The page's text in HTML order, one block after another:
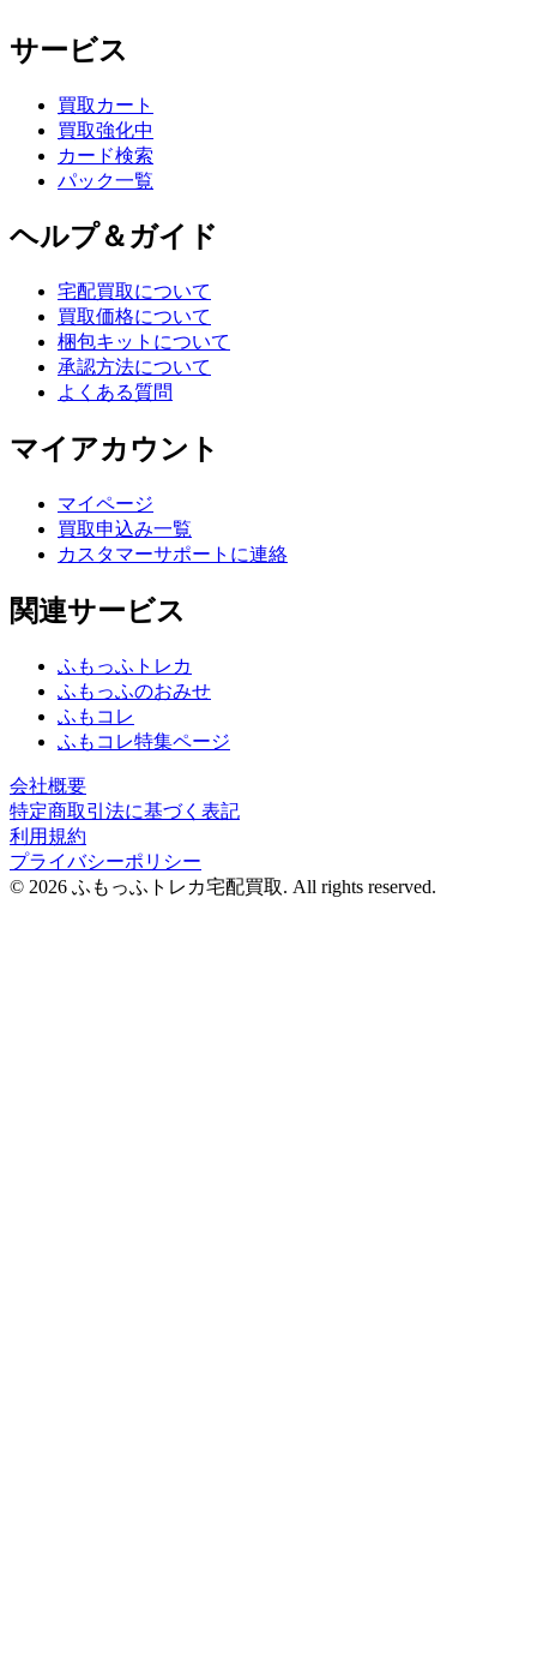
サービス
買取カート
買取強化中
カード検索
パック一覧
ヘルプ＆ガイド
宅配買取について
買取価格について
梱包キットについて
承認方法について
よくある質問
マイアカウント
マイページ
買取申込み一覧
カスタマーサポートに連絡
関連サービス
ふもっふトレカ
ふもっふのおみせ
ふもコレ
ふもコレ特集ページ
会社概要
特定商取引法に基づく表記
利用規約
プライバシーポリシー
© 2026 ふもっふトレカ宅配買取. All rights reserved.